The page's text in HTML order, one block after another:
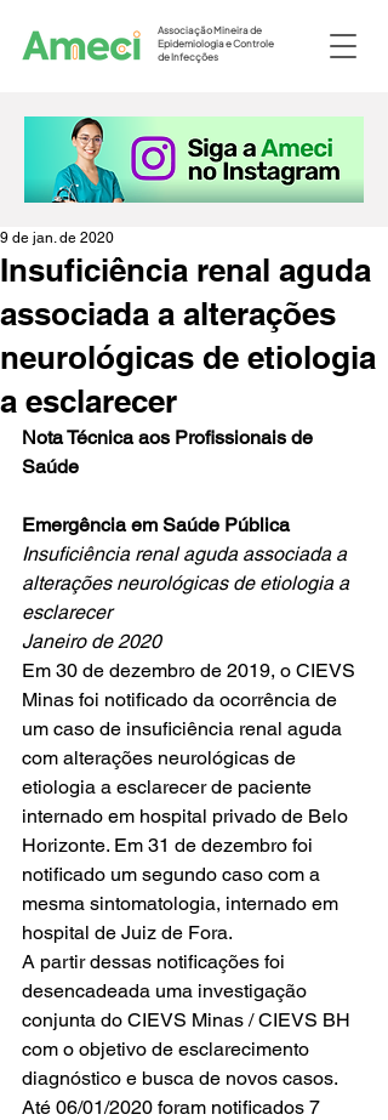
Associação Mineira de
Epidemiologia e Controle
de Infecções
Insuficiência renal aguda
associada a alterações
neurológicas de etiologia
a esclarecer
9 de jan. de 2020
Nota Técnica aos Profissionais de
Saúde
Emergência em Saúde Pública
Insuficiência renal aguda associada a
alterações neurológicas de etiologia a
esclarecer
Janeiro de 2020
Em 30 de dezembro de 2019, o CIEVS
Minas foi notificado da ocorrência de
um caso de insuficiência renal aguda
com alterações neurológicas de
etiologia a esclarecer de paciente
internado em hospital privado de Belo
Horizonte. Em 31 de dezembro foi
notificado um segundo caso com a
mesma sintomatologia, internado em
hospital de Juiz de Fora.
A partir dessas notificações foi
desencadeada uma investigação
conjunta do CIEVS Minas / CIEVS BH
com o objetivo de esclarecimento
diagnóstico e busca de novos casos.
Até 06/01/2020 foram notificados 7